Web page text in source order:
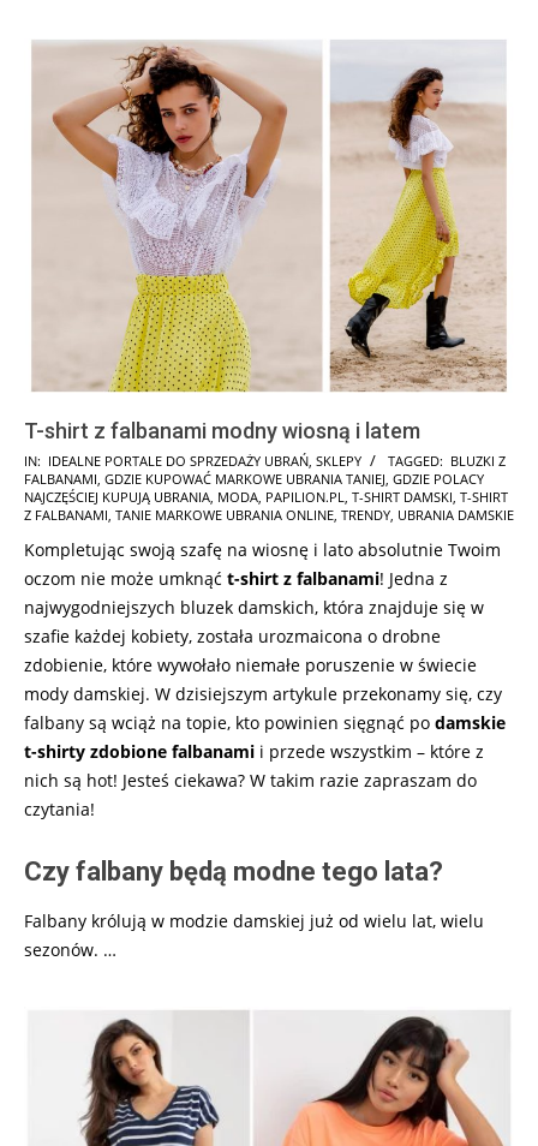
T-shirt z falbanami modny wiosną i latem
2025-
04-
04
IN: IDEALNE PORTALE DO SPRZEDAŻY UBRAŃ, SKLEPY TAGGED: BLUZKI Z
FALBANAMI, GDZIE KUPOWAĆ MARKOWE UBRANIA TANIEJ, GDZIE POLACY
NAJCZĘŚCIEJ KUPUJĄ UBRANIA, MODA, PAPILION.PL, T-SHIRT DAMSKI, T-SHIRT
Z FALBANAMI, TANIE MARKOWE UBRANIA ONLINE, TRENDY, UBRANIA DAMSKIE
Kompletując swoją szafę na wiosnę i lato absolutnie Twoim
oczom nie może umknąć t-shirt z falbanami! Jedna z
najwygodniejszych bluzek damskich, która znajduje się w
szafie każdej kobiety, została urozmaicona o drobne
zdobienie, które wywołało niemałe poruszenie w świecie
mody damskiej. W dzisiejszym artykule przekonamy się, czy
falbany są wciąż na topie, kto powinien sięgnąć po damskie
t-shirty zdobione falbanami i przede wszystkim – które z
nich są hot! Jesteś ciekawa? W takim razie zapraszam do
czytania!
Czy falbany będą modne tego lata?
Falbany królują w modzie damskiej już od wielu lat, wielu
sezonów. …